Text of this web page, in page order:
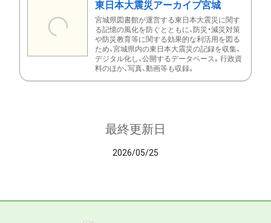
東日本大震災アーカイブ宮城
宮城県図書館が運営する東日本大震災に関す
る記憶の風化を防ぐとともに、防災・減災対策
や防災教育等に関する効果的な利活用を図る
ため、宮城県内の東日本大震災の記録を収集、
デジタル化し、公開するデータベース。行政資
料のほか、写真、動画等も収録。
最終更新日
2026/05/25